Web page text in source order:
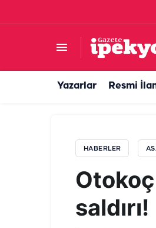
Yazarlar Resmi
HABERLER
saldırı!